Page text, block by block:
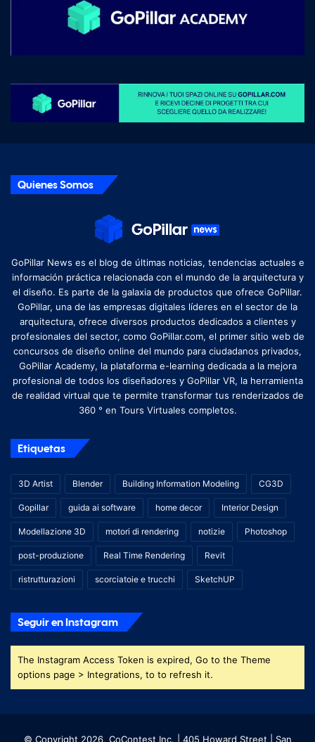
Quienes Somos
GoPillar News es el blog de últimas noticias, tendencias actuales e
información práctica relacionada con el mundo de la arquitectura y
el diseño. Es parte de la galaxia de productos que ofrece GoPillar.
GoPillar, una de las empresas digitales líderes en el sector de la
arquitectura, ofrece diversos productos dedicados a clientes y
profesionales del sector, como GoPillar.com, el primer sitio web de
concursos de diseño online del mundo para ciudadanos privados,
GoPillar Academy, la plataforma e-learning dedicada a la mejora
profesional de todos los diseñadores y GoPillar VR, la herramienta
de realidad virtual que te permite transformar tus renderizados de
360 ​​° en Tours Virtuales completos.
Etiquetas
3D Artist Blender Building Information Modeling CG3D
Gopillar guida ai software home decor Interior Design
Modellazione 3D motori di rendering notizie Photoshop
post-produzione Real Time Rendering Revit
ristrutturazioni scorciatoie e trucchi SketchUP
Seguir en Instagram
The Instagram Access Token is expired, Go to the Theme
options page > Integrations, to to refresh it.
© Copyright 2026, CoContest Inc. | 405 Howard Street | San